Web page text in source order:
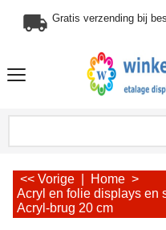
Gratis verzending bij
<< Vorige Home >
Acryl en folie displays en
Acryl-brug 20 cm